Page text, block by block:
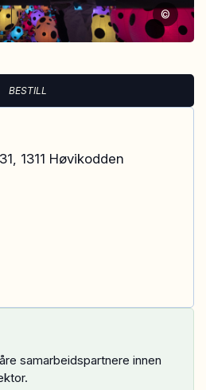
©
BESTILL
, 1311 Høvikodden
samarbeidspartnere innen